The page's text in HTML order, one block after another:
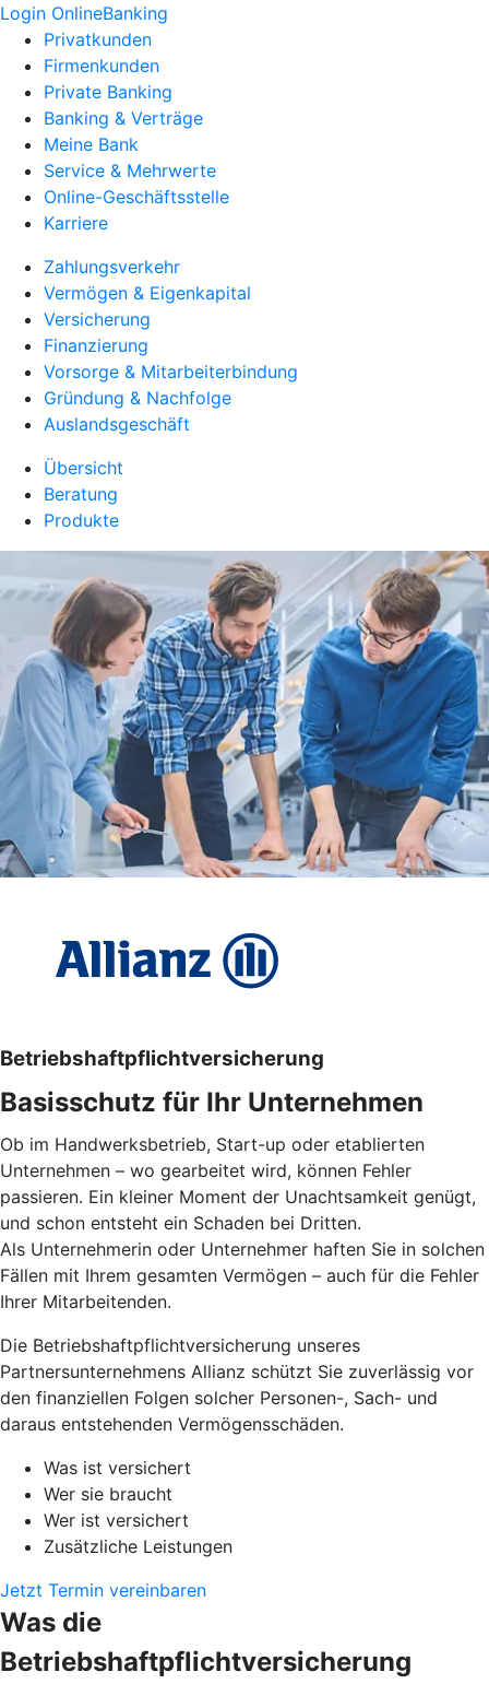
Login OnlineBanking
Privatkunden
Firmenkunden
Private Banking
Banking & Verträge
Meine Bank
Service & Mehrwerte
Online-Geschäftsstelle
Karriere
Zahlungsverkehr
Vermögen & Eigenkapital
Versicherung
Finanzierung
Vorsorge & Mitarbeiterbindung
Gründung & Nachfolge
Auslandsgeschäft
Übersicht
Beratung
Produkte
Betriebs­haftpflicht­versicherung
Basisschutz für Ihr Unter­nehmen
Ob im Handwerksbetrieb, Start-up oder etablierten
Unternehmen – wo gearbeitet wird, können Fehler
passieren. Ein kleiner Moment der Unachtsamkeit genügt,
und schon entsteht ein Schaden bei Dritten.
Als Unternehmerin oder Unternehmer haften Sie in solchen
Fällen mit Ihrem gesamten Vermögen – auch für die Fehler
Ihrer Mitarbeitenden.
Die Betriebshaftpflichtversicherung unseres
Partnersunternehmens Allianz schützt Sie zuverlässig vor
den finanziellen Folgen solcher Personen-, Sach- und
daraus entstehenden Vermögensschäden.
Was ist versichert
Wer sie braucht
Wer ist versichert
Zusätzliche Leistungen
Jetzt Termin vereinbaren
Was die
Betriebshaftpflichtversicherung